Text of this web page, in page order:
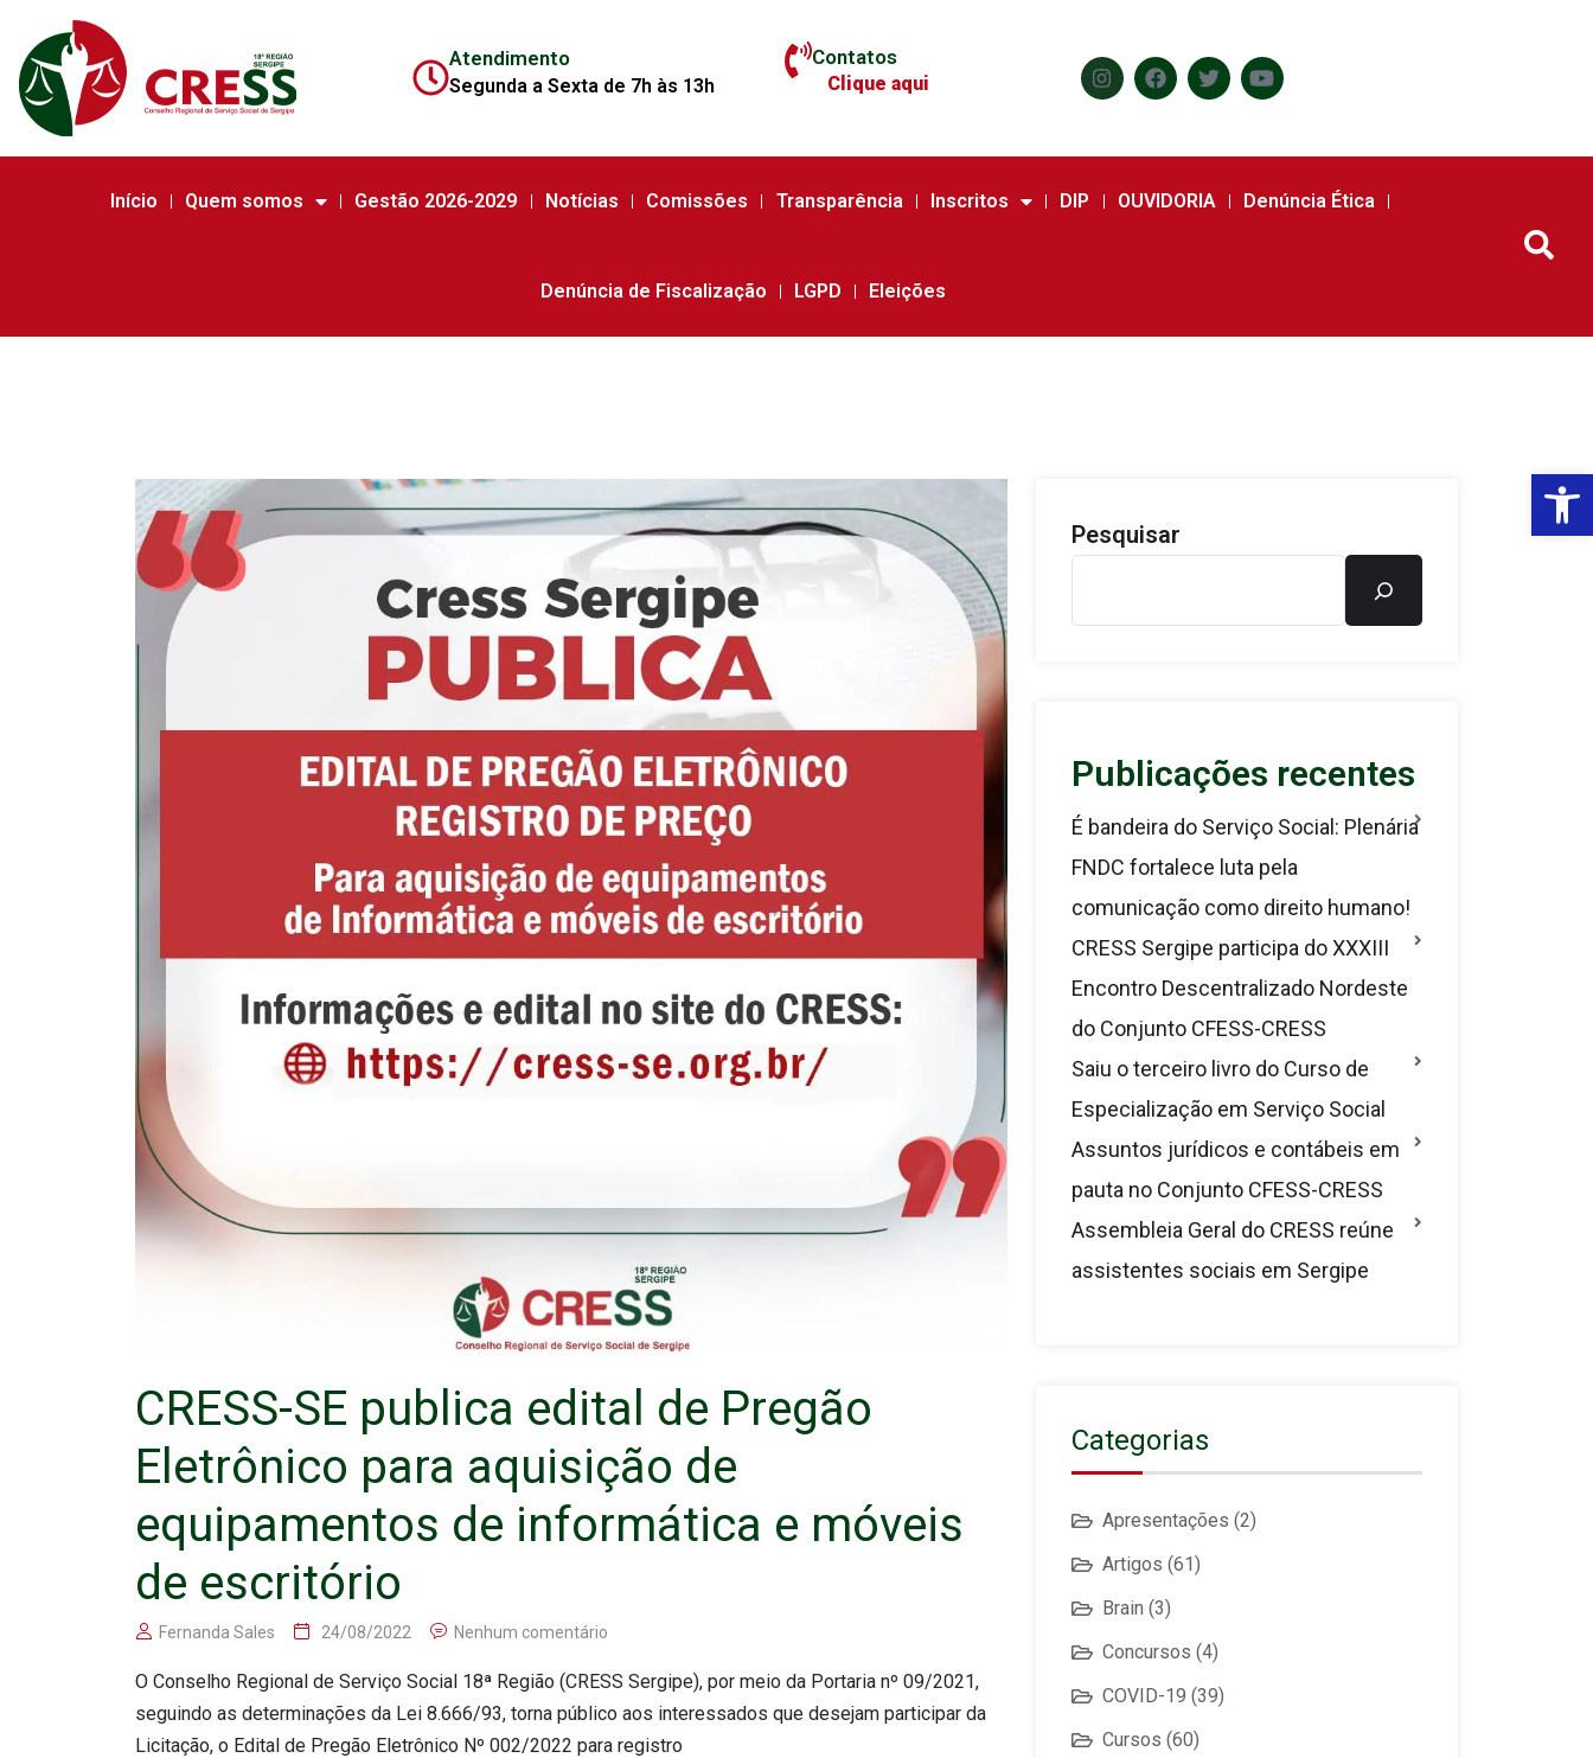
Atendimento
Segunda a Sexta de 7h às 13h
Contatos
Clique aqui
Início Quem somos Gestão 2026-2029 Notícias Comissões Transparência Inscritos DIP OUVIDORIA Denúncia Ética
Denúncia de Fiscalização LGPD Eleições
CRESS-SE publica edital de Pregão
Eletrônico para aquisição de
equipamentos de informática e móveis
de escritório
Fernanda Sales 24/08/2022 Nenhum comentário
O Conselho Regional de Serviço Social 18ª Região (CRESS Sergipe), por meio da Portaria nº 09/2021,
seguindo as determinações da Lei 8.666/93, torna público aos interessados que desejam participar da
Licitação, o Edital de Pregão Eletrônico Nº 002/2022 para registro
Pesquisar
Publicações recentes
É bandeira do Serviço Social: Plenária
FNDC fortalece luta pela
comunicação como direito humano!
CRESS Sergipe participa do XXXIII
Encontro Descentralizado Nordeste
do Conjunto CFESS-CRESS
Saiu o terceiro livro do Curso de
Especialização em Serviço Social
Assuntos jurídicos e contábeis em
pauta no Conjunto CFESS-CRESS
Assembleia Geral do CRESS reúne
assistentes sociais em Sergipe
Categorias
Apresentações (2)
Artigos (61)
Brain (3)
Concursos (4)
COVID-19 (39)
Cursos (60)